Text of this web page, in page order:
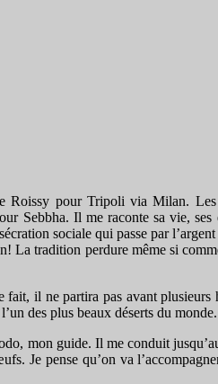
Roissy pour Tripoli via Milan.
Sebbha. Il me raconte sa vie,
sociale qui passe par
La tradition perdure même si
fait, il ne partira pas avant
des plus beaux déserts du
mon guide. Il me conduit
Je pense qu’on va